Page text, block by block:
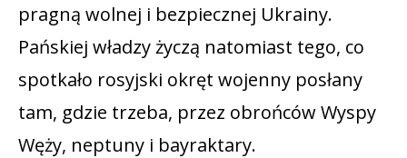
pragną wolnej i bezpiecznej Ukrainy.
Pańskiej władzy życzą natomiast tego, co
spotkało rosyjski okręt wojenny posłany
tam, gdzie trzeba, przez obrońców Wyspy
Węży, neptuny i bayraktary.